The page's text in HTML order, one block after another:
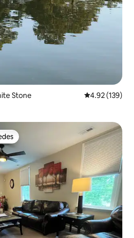
Stone Calificación
4.92 (139)